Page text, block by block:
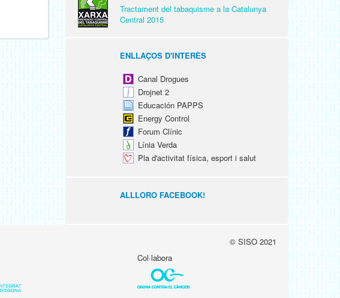
Tractament del tabaquisme a la Catalunya
Central 2015
ENLLAÇOS D'INTERÈS
Canal Drogues
Drojnet 2
Educación PAPPS
Energy Control
Forum Clínic
Línia Verda
Pla d'activitat física, esport i salut
ALLLORO FACEBOOK!
© SISO 2021
Col·labora